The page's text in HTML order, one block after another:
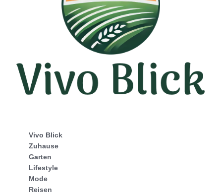
Vivo Blick
Zuhause
Garten
Lifestyle
Mode
Reisen